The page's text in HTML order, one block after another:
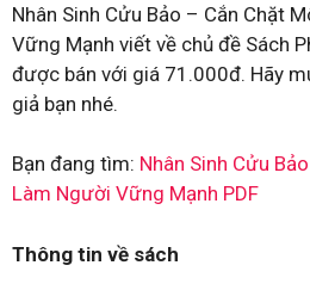
Nhân Sinh Cửu Bảo – Cắn Chặt
Vững Mạnh viết về chủ đề Sách
được bán với giá 71.000đ. Hãy
giả bạn nhé.
Bạn đang tìm: Nhân Sinh Cửu
Làm Người Vững Mạnh PDF
Thông tin về sách